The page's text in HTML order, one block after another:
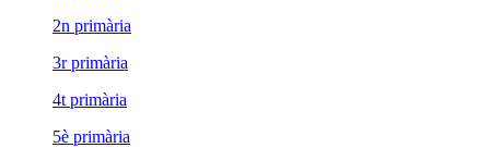
2n primària
3r primària
4t primària
5è primària